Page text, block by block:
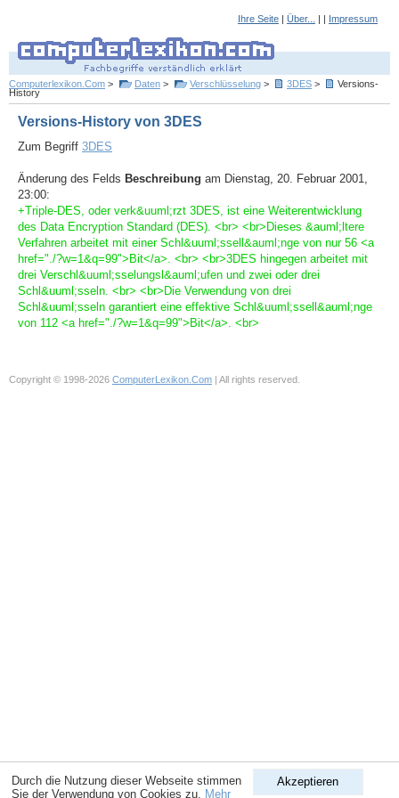
Ihre Seite | Über... | | Impressum
Computerlexikon.Com > Daten > Verschlüsselung > 3DES >
Versions-
History
Versions-History von 3DES
Zum Begriff 3DES
Änderung des Felds Beschreibung am Dienstag, 20. Februar 2001,
23:00:
+Triple-DES, oder verk&uuml;rzt 3DES, ist eine Weiterentwicklung
des Data Encryption Standard (DES). <br> <br>Dieses &auml;ltere
Verfahren arbeitet mit einer Schl&uuml;ssell&auml;nge von nur 56 <a
href="./?w=1&q=99">Bit</a>. <br> <br>3DES hingegen arbeitet mit
drei Verschl&uuml;sselungsl&auml;ufen und zwei oder drei
Schl&uuml;sseln. <br> <br>Die Verwendung von drei
Schl&uuml;sseln garantiert eine effektive Schl&uuml;ssell&auml;nge
von 112 <a href="./?w=1&q=99">Bit</a>. <br>
Akzeptieren
Durch die Nutzung dieser Webseite stimmen
Sie der Verwendung von Cookies zu. Mehr
Copyright © 1998-2026 ComputerLexikon.Com | All rights reserved.